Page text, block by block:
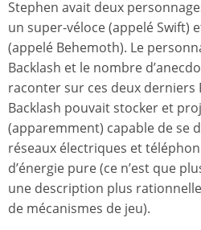
Stephen avait deux
un super-véloce (appelé Swift)
(appelé Behemoth). Le
Backlash et le nombre
raconter sur ces deux derniers
Backlash pouvait stocker et
(apparemment) capable de se
réseaux électriques et
d’énergie pure (ce n’est que
une description plus
de mécanismes de jeu).